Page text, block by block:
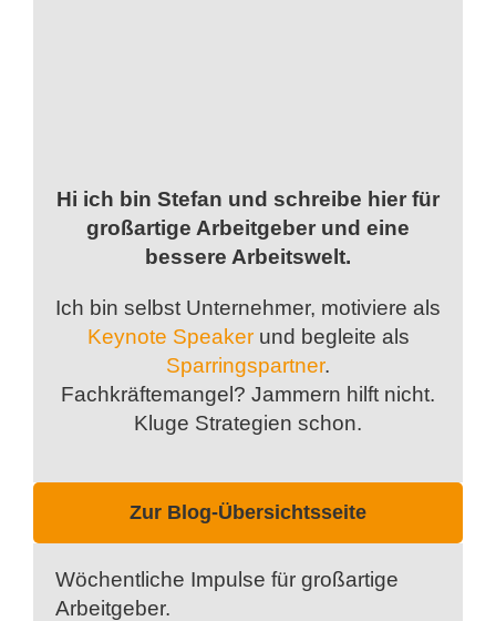
Hi ich bin Stefan und schreibe hier für
großartige Arbeitgeber und eine
bessere Arbeitswelt.
Ich bin selbst Unternehmer, motiviere als
Keynote Speakerund begleite als
Sparringspartner.
Fachkräftemangel? Jammern hilft nicht.
Kluge Strategien schon.
Zur Blog-Übersichtsseite
Wöchentliche Impulse für großartige
Arbeitgeber.